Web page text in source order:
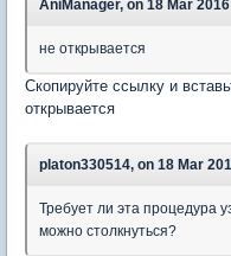
AniManager, on 18 Mar
не открывается
Скопируйте ссылку и
открывается
platon330514, on 18 Mar
Требует ли эта процедура
можно столкнуться?